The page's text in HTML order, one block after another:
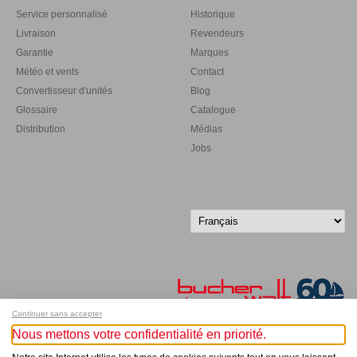
Service personnalisé
Livraison
Garantie
Météo et vents
Convertisseur d'unités
Glossaire
Distribution
Historique
Revendeurs
Marques
Contact
Blog
Catalogue
Médias
Jobs
Inscrivez-vous à notre newsletter !
Continuer sans accepter
Nous mettons votre confidentialité en priorité.